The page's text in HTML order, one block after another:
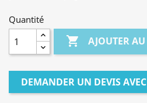
Quantité
 AJOUTER
DEMANDER UN DEVIS